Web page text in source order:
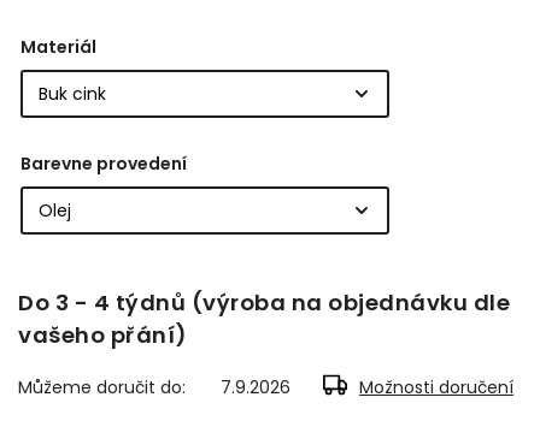
Materiál
Barevne provedení
Do 3 - 4 týdnů (výroba na objednávku dle
vašeho přání)
Můžeme doručit do: 7.9.2026 Možnosti doručení